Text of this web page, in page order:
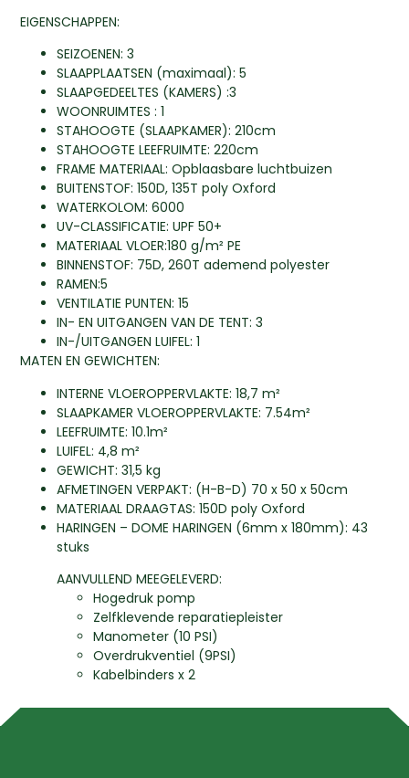
EIGENSCHAPPEN:
SEIZOENEN: 3
SLAAPPLAATSEN (maximaal): 5
SLAAPGEDEELTES (KAMERS) :3
WOONRUIMTES : 1
STAHOOGTE (SLAAPKAMER): 210cm
STAHOOGTE LEEFRUIMTE: 220cm
FRAME MATERIAAL: Opblaasbare luchtbuizen
BUITENSTOF: 150D, 135T poly Oxford
WATERKOLOM: 6000
UV-CLASSIFICATIE: UPF 50+
MATERIAAL VLOER:180 g/m² PE
BINNENSTOF: 75D, 260T ademend polyester
RAMEN:5
VENTILATIE PUNTEN: 15
IN- EN UITGANGEN VAN DE TENT: 3
IN-/UITGANGEN LUIFEL: 1
MATEN EN GEWICHTEN:
INTERNE VLOEROPPERVLAKTE: 18,7 m²
SLAAPKAMER VLOEROPPERVLAKTE: 7.54m²
LEEFRUIMTE: 10.1m²
LUIFEL: 4,8 m²
GEWICHT: 31,5 kg
AFMETINGEN VERPAKT: (H-B-D) 70 x 50 x 50cm
MATERIAAL DRAAGTAS: 150D poly Oxford
HARINGEN – DOME HARINGEN (6mm x 180mm): 43
stuks
AANVULLEND MEEGELEVERD:
Hogedruk pomp
Zelfklevende reparatiepleister
Manometer (10 PSI)
Overdrukventiel (9PSI)
Kabelbinders x 2